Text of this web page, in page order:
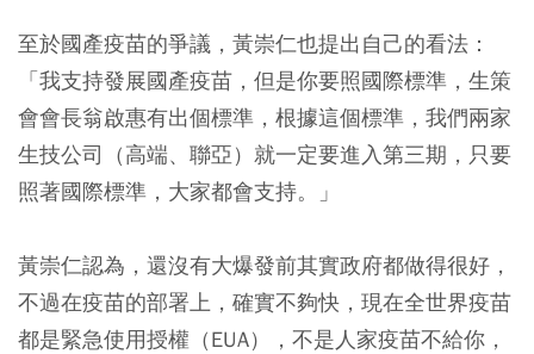
至於國產疫苗的爭議，黃崇仁也提出自己的看法：
「我支持發展國產疫苗，但是你要照國際標準，生策
會會長翁啟惠有出個標準，根據這個標準，我們兩家
生技公司（高端、聯亞）就一定要進入第三期，只要
照著國際標準，大家都會支持。」
黃崇仁認為，還沒有大爆發前其實政府都做得很好，
不過在疫苗的部署上，確實不夠快，現在全世界疫苗
都是緊急使用授權（EUA），不是人家疫苗不給你，